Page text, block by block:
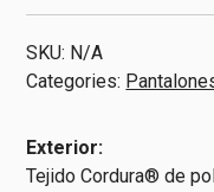
Ducati
Explorer
2.0
quantity
SKU: N/A
Categories:
Exterior:
Tejido Cordura® de